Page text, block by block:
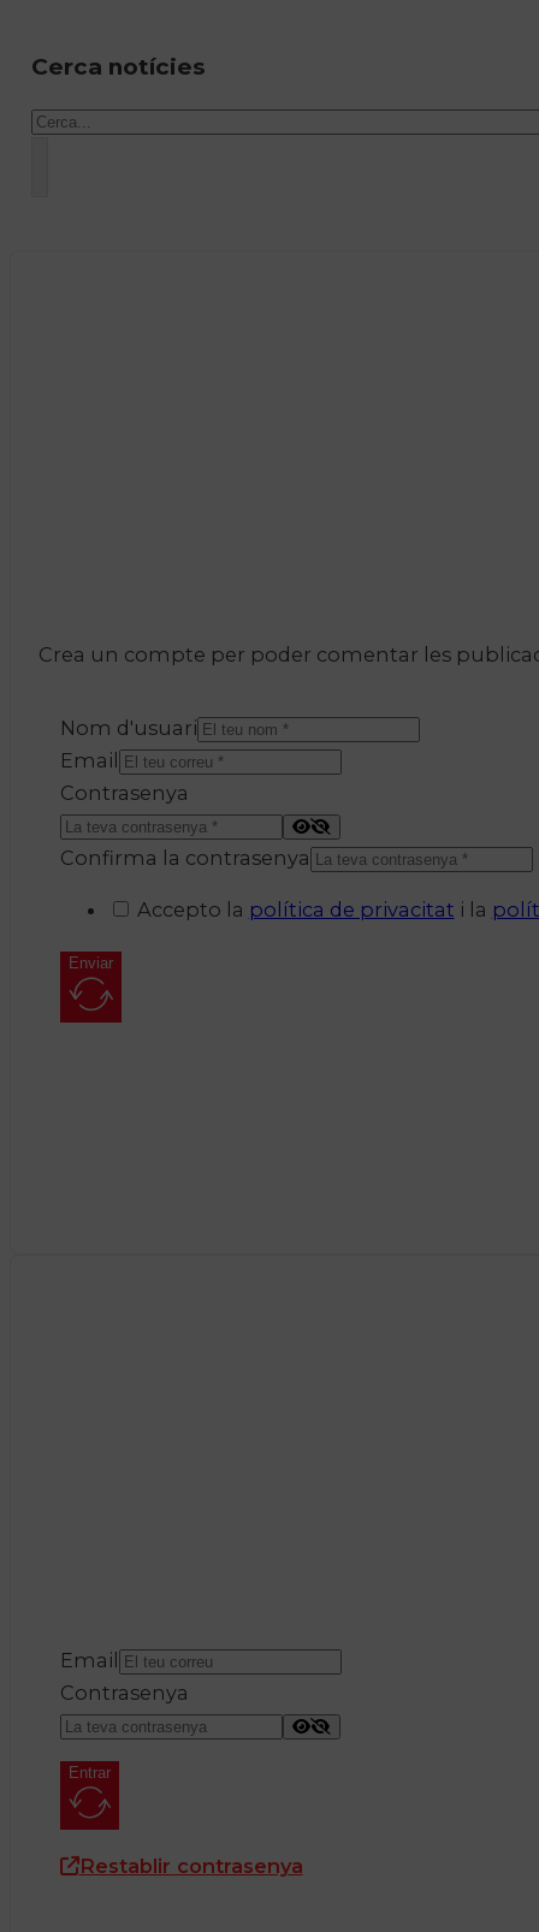
Cerca notícies
Cercar
Crea un compte per poder comentar les
Nom d'usuari
Email
Contrasenya
Confirma la contrasenya
Accepto la política de privacitat i la
Enviar
Email
Contrasenya
Entrar
Restablir contrasenya